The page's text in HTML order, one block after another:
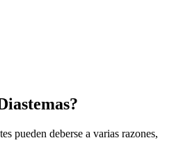
pueden deberse a varias razones,